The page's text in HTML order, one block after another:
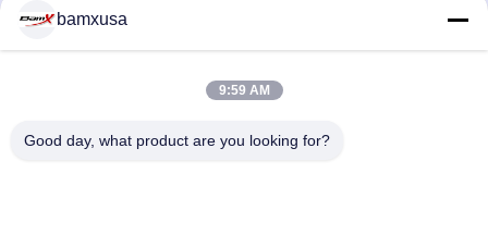
bamxusa
9:59 AM
Good day, what product are you looking for?